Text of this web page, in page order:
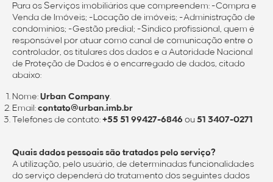
Para os Serviços imobiliários que compreendem: -Compra e
Venda de Imóveis; -Locação de imóveis; -Administração de
condomínios; -Gestão predial; -Síndico profissional, quem é
responsável por atuar como canal de comunicação entre o
controlador, os titulares dos dados e a Autoridade Nacional
de Proteção de Dados é o encarregado de dados, citado
abaixo:
Nome:Urban Company.
Email:contato@urban.imb.br
Telefones de contato:+55 51 99427-6846 ou51 3407-0271
Quais dados pessoais são tratados pelo serviço?
A utilização, pelo usuário, de determinadas funcionalidades
do serviço dependerá do tratamento dos seguintes dados